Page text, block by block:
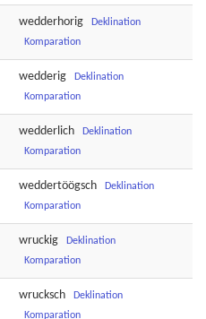
wedderhorig
Deklination
Komparation
wedderig
Deklination
Komparation
wedderlich
Deklination
Komparation
weddertöögsch
Deklination
Komparation
wruckig
Deklination
Komparation
wrucksch
Deklination
Komparation